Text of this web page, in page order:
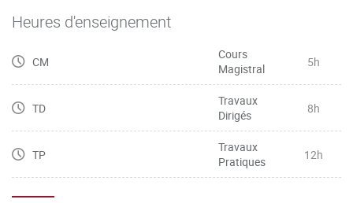
Heures d'enseignement
CM
Cours
Magistral
5h
TD
Travaux
Dirigés
8h
TP
Travaux
Pratiques
12h